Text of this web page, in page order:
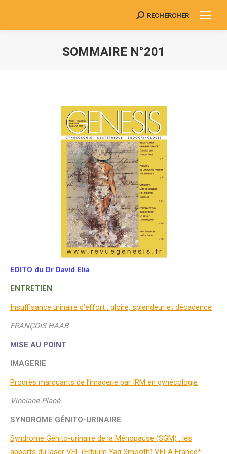
Search:
RECHERCHER
SOMMAIRE N°201
EDITO du Dr David Elia
ENTRETIEN
Insuffisance urinaire d’effort : gloire, splendeur et décadence
FRANÇOIS HAAB
MISE AU POINT
IMAGERIE
Progrès marquants de l’imagerie par IRM en gynécologie
Vinciane Placé
SYNDROME GÉNITO-URINAIRE
Syndrome Génito-urinaire de la Ménopause (SGM) : les
apports du laser VEL (Erbium Yag Smooth) VELA France*